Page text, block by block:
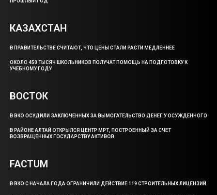
КАЗАХСТАН
В ПРАВИТЕЛЬСТВЕ СЧИТАЮТ, ЧТО ЦЕНЫ СТАЛИ РАСТИ МЕДЛЕННЕЕ
ОКОЛО 450 ТЫСЯЧ ШКОЛЬНИКОВ ПОЛУЧАТ ПОМОЩЬ НА ПОДГОТОВКУ К
УЧЕБНОМУ ГОДУ
ВОСТОК
В ВКО ОСУДИЛИ ЗАКЛЮЧЕННЫХ ЗА ВЫМОГАТЕЛЬСТВО ДЕНЕГ У ОСУЖДЕННОГО
В РАЙОНЕ АЛТАЙ ОТКРЫЛСЯ ЦЕНТР МРТ, ПОСТРОЕННЫЙ ЗА СЧЕТ
ВОЗВРАЩЕННЫХ ГОСУДАРСТВУ АКТИВОВ
FACTUM
В ВКО С НАЧАЛА ГОДА ОГРАНИЧИЛИ ДЕЙСТВИЕ 119 СТРОИТЕЛЬНЫХ ЛИЦЕНЗИЙ